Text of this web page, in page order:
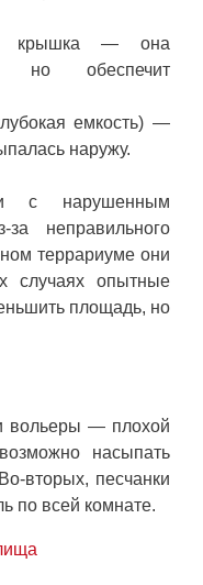
крышка — она
но обеспечит
емкость) —
наружу.
с нарушенным
неправильного
террариуме они
случаях опытные
площадь, но
вольеры — плохой
насыпать
вторых, песчанки
по всей комнате.